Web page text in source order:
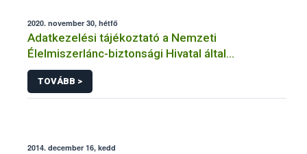
2020. november 30, hétfő
Adatkezelési tájékoztató a Nemzeti
Élelmiszerlánc-biztonsági Hivatal által
üzemeltetett élelmiszerlánc-felügyeleti
információs rendszerhez (FELIR) kapcsolódó
adatkezeléséhez
TOVÁBB >
2014. december 16, kedd